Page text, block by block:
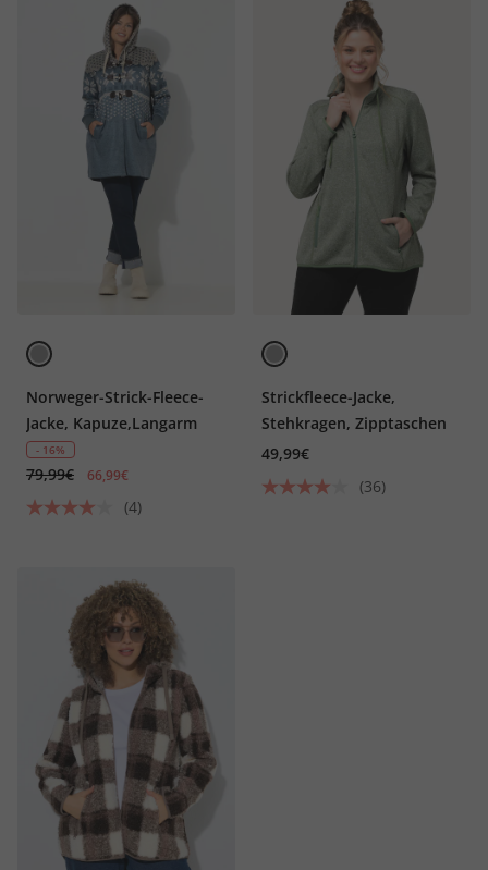
Norweger-Strick-Fleece-
Jacke, Kapuze,Langarm
- 16%
79,99€ 66,99€
(4)
Strickfleece-Jacke,
Stehkragen, Zipptaschen
49,99€
(36)